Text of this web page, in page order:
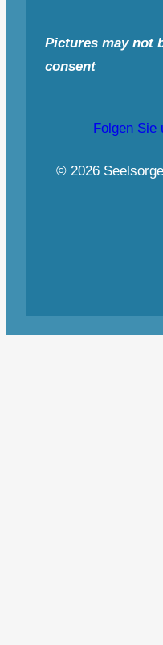
Pictures may not
consent
Folgen Sie
© 2026